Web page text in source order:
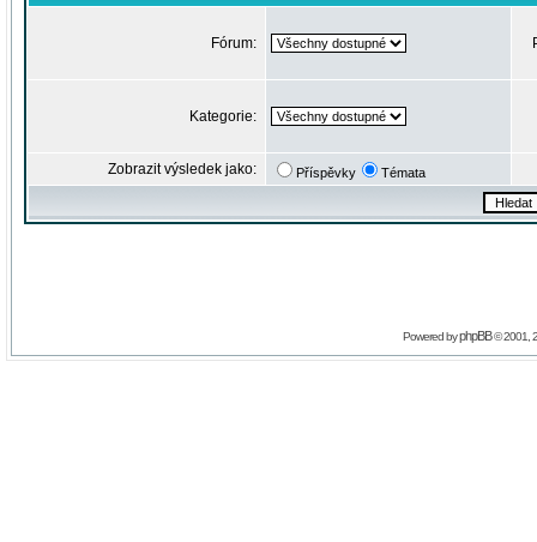
Fórum:
Kategorie:
Zobrazit výsledek jako: Příspěvky Témata
Powered byphpBB© 2001,